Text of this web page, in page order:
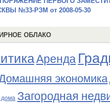
№33-РЗМ от 2008-05-30
ОБЛАКО
Аренда
экономика
Загородная